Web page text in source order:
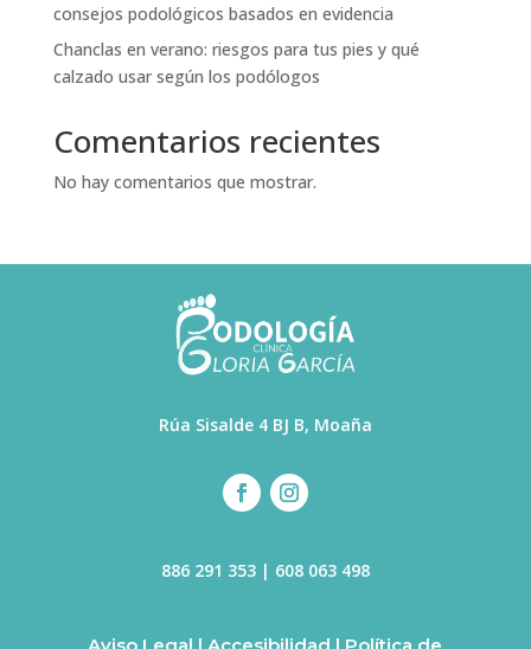
consejos podológicos basados en evidencia
Chanclas en verano: riesgos para tus pies y qué
calzado usar según los podólogos
Comentarios recientes
No hay comentarios que mostrar.
Rúa Sisalde 4 BJ B, Moaña
886 291 353| 608 063 498
Aviso Legal | Accesibilidad | Política de